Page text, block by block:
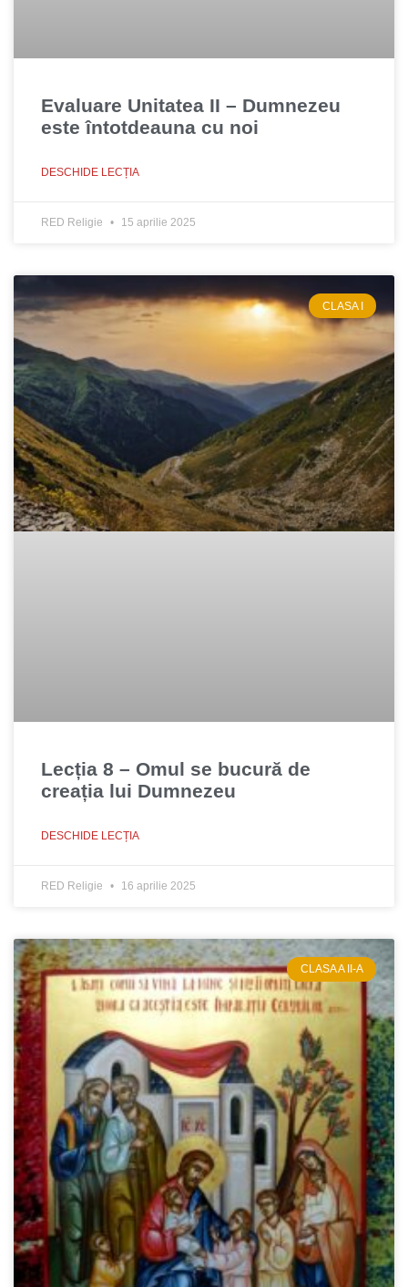
Evaluare Unitatea II – Dumnezeu
este întotdeauna cu noi
DESCHIDE LECȚIA
RED Religie 15 aprilie 2025
CLASA I
Lecția 8 – Omul se bucură de
creația lui Dumnezeu
DESCHIDE LECȚIA
RED Religie 16 aprilie 2025
CLASA A II-A